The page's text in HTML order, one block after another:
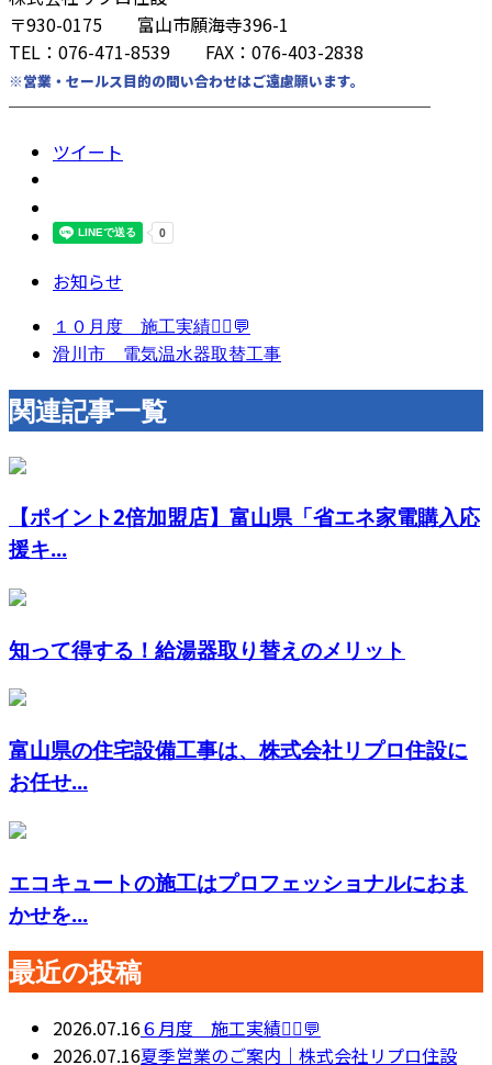
〒930-0175 富山市願海寺396-1
TEL：076-471-8539 FAX：076-403-2838
※営業・セールス目的の問い合わせはご遠慮願います。
────────────────────────
ツイート
お知らせ
１０月度 施工実績👷‍♂️💬
滑川市 電気温水器取替工事
関連記事一覧
【ポイント2倍加盟店】富山県「省エネ家電購入応
援キ...
知って得する！給湯器取り替えのメリット
富山県の住宅設備工事は、株式会社リプロ住設に
お任せ...
エコキュートの施工はプロフェッショナルにおま
かせを...
最近の投稿
2026.07.16６月度 施工実績👷‍♂️💬
2026.07.16夏季営業のご案内｜株式会社リプロ住設